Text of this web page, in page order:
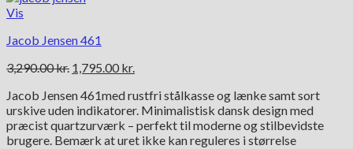
Vis
Jacob Jensen 461
3,290.00kr. Den
pris
var:
3,290.00 kr..
1,795.00 kr.
pris
er:
1,795.00 kr..
Jacob Jensen 461med rustfri stålkasse og lænke samt sort
urskive uden indikatorer. Minimalistisk dansk design med
præcist quartzurværk – perfekt til moderne og stilbevidste
brugere. Bemærk at uret ikke kan reguleres i størrelse